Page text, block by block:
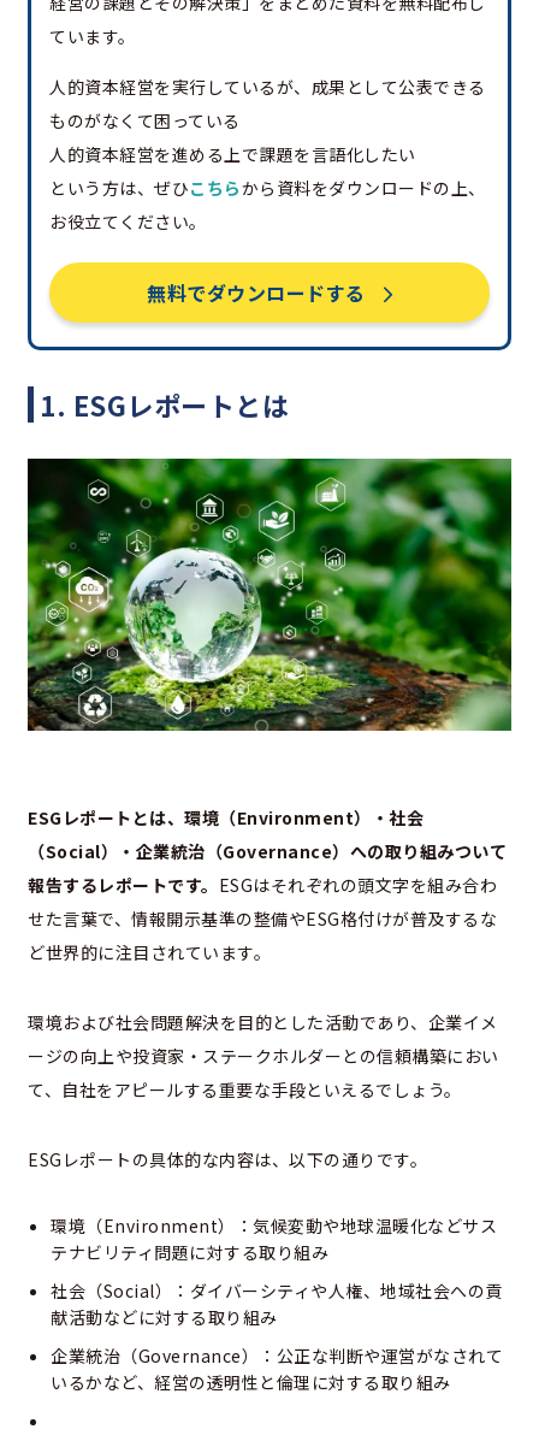
ています。
人的資本経営を実行しているが、成果として公表できる
ものがなくて困っている
人的資本経営を進める上で課題を言語化したい
という方は、ぜひこちらから資料をダウンロードの上、
お役立てください。
無料でダウンロードする
1. ESGレポートとは
ESGレポートとは、環境（Environment）・社会
（Social）・企業統治（Governance）への取り組みついて
報告するレポートです。 ESGはそれぞれの頭文字を組み合わ
せた言葉で、情報開示基準の整備やESG格付けが普及するな
ど世界的に注目されています。
環境および社会問題解決を目的とした活動であり、企業イメ
ージの向上や投資家・ステークホルダーとの信頼構築におい
て、自社をアピールする重要な手段といえるでしょう。
ESGレポートの具体的な内容は、以下の通りです。
環境（Environment）：気候変動や地球温暖化などサス
テナビリティ問題に対する取り組み
社会（Social）：ダイバーシティや人権、地域社会への貢
献活動などに対する取り組み
企業統治（Governance）：公正な判断や運営がなされて
いるかなど、経営の透明性と倫理に対する取り組み